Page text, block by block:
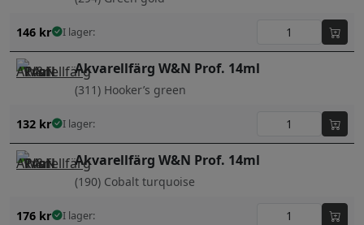
146 kr I lager:
Akvarellfärg W&N Prof. 14ml
(311) Hooker’s green
132 kr I lager:
Akvarellfärg W&N Prof. 14ml
(190) Cobalt turquoise
176 kr I lager: